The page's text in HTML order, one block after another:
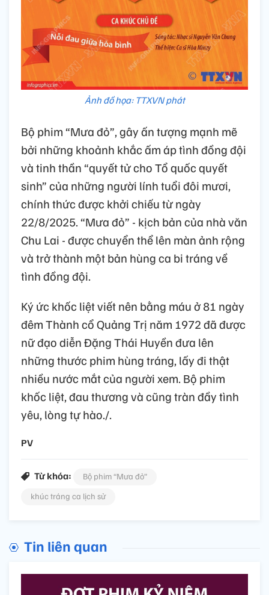
Ảnh đồ họa: TTXVN phát
Bộ phim “Mưa đỏ”, gây ấn tượng mạnh mẽ
bởi những khoảnh khắc ấm áp tình đồng đội
và tinh thần “quyết tử cho Tổ quốc quyết
sinh” của những người lính tuổi đôi mươi,
chính thức được khởi chiếu từ ngày
22/8/2025. “Mưa đỏ” - kịch bản của nhà văn
Chu Lai - được chuyển thể lên màn ảnh rộng
và trở thành một bản hùng ca bi tráng về
tình đồng đội.
Ký ức khốc liệt viết nên bằng máu ở 81 ngày
đêm Thành cổ Quảng Trị năm 1972 đã được
nữ đạo diễn Đặng Thái Huyền đưa lên
những thước phim hùng tráng, lấy đi thật
nhiều nước mắt của người xem. Bộ phim
khốc liệt, đau thương và cũng tràn đầy tình
yêu, lòng tự hào./.
PV
Từ khóa:
Bộ phim “Mưa đỏ”
khúc tráng ca lịch sử
Tin liên quan